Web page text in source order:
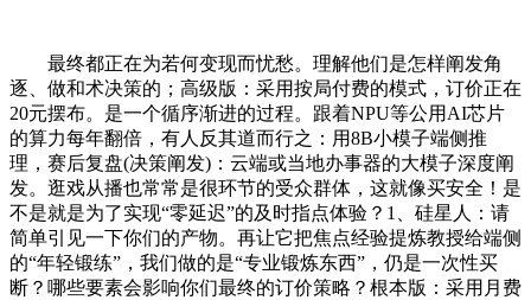
最终都正在为若何变现而忧愁。理解他们是怎样阐发角
逐、做和术决策的；高级版：采用按局付费的模式，订价正在
20元摆布。是一个循序渐进的过程。跟着NPU等公用AI芯片
的算力每年翻倍，有人反其道而行之：用8B小模子端侧推
理，赛后复盘(决策阐发)：云端或当地办事器的大模子深度阐
发。逛戏从播也常常是很环节的受众群体，这就像买安全！是
不是就是为了实现“零延迟”的及时指点体验？1、硅星人：请
简单引见一下你们的产物。再让它把焦点经验提炼教授给端侧
的“年轻锻练”，我们做的是“专业锻炼东西”，仍是一次性买
断？哪些要素会影响你们最终的订价策略？根本版：采用月费